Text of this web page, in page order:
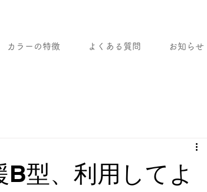
カラーの特徴 よくある質問 お知らせ
型、利用してよ